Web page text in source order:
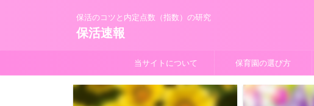
保活のコツと内定点数（指数）の研究
保活速報
当サイトについて 保育園の選び方